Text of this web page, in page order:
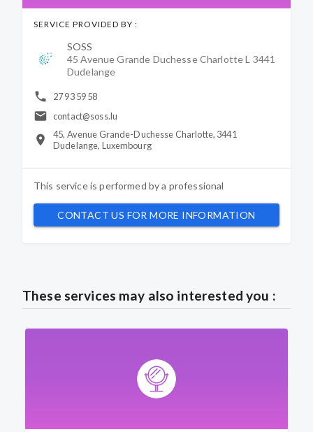
SERVICE PROVIDED BY :
SOSS
45 Avenue Grande Duchesse Charlotte L 3441
Dudelange
27 93 59 58
contact@soss.lu
45, Avenue Grande-Duchesse Charlotte, 3441
Dudelange, Luxembourg
This service is performed by a professional
CONTACT US FOR MORE INFORMATION
These services may also interested you :